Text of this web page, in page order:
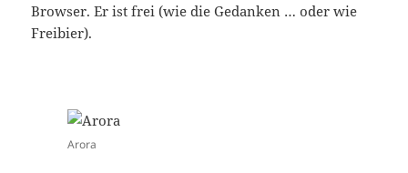
Browser. Er ist frei (wie die Gedanken … oder wie
Freibier).
Arora